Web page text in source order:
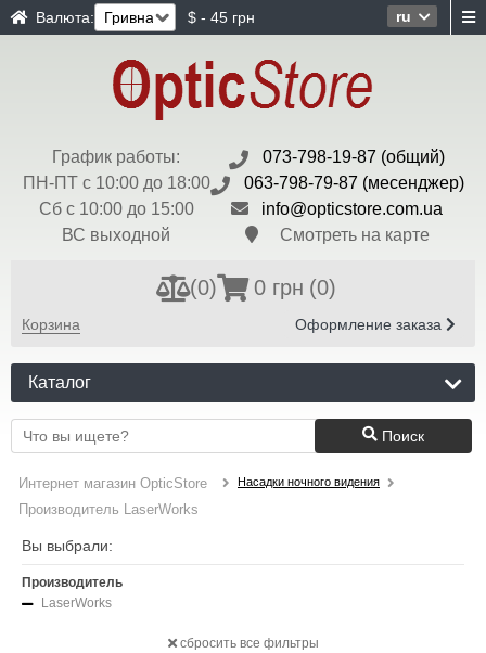
ru
Валюта: $ - 45 грн
График работы:
ПН-ПТ с 10:00 до 18:00
Сб с 10:00 до 15:00
ВС выходной
073-798-19-87 (общий)
063-798-79-87 (месенджер)
info@opticstore.com.ua
Смотреть на карте
(0) 0 грн (0)
Корзина Оформление заказа
Каталог
Поиск
Интернет магазин OpticStore Насадки ночного видения
Производитель LaserWorks
Вы выбрали:
Производитель
LaserWorks
сбросить все фильтры